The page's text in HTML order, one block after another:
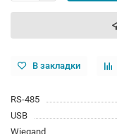
В закладки
RS-485
USB
Wiegand